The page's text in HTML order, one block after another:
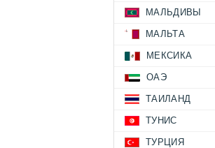
МАЛЬДИВЫ
МАЛЬТА
МЕКСИКА
ОАЭ
ТАИЛАНД
ТУНИС
ТУРЦИЯ